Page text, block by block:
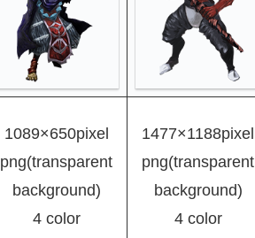
1089×650pixel
png(transparent
background)
4 color
1477×1188pixel
png(transparent
background)
4 color